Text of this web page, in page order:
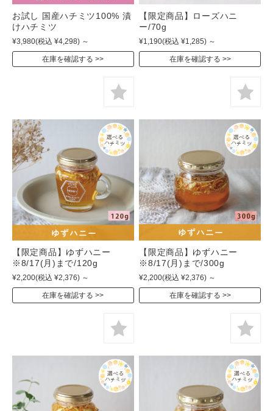
お試し 国産ハチミツ100% 漬
けハチミツ
¥3,980(税込 ¥4,298) ～
在庫を確認する
【限定商品】ローズハニ
ー/70g
¥1,190(税込 ¥1,285) ～
在庫を確認する
【限定商品】ゆずハニー
※8/17(月)まで/120g
¥2,200(税込 ¥2,376) ～
在庫を確認する
【限定商品】ゆずハニー
※8/17(月)まで/300g
¥2,200(税込 ¥2,376) ～
在庫を確認する